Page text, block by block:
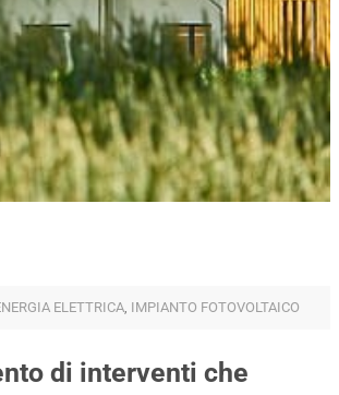
ELETTRICA, IMPIANTO FOTOVOLTAICO
di interventi che